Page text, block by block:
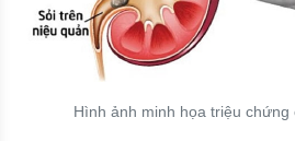
Hình ảnh minh họa triệu chứng